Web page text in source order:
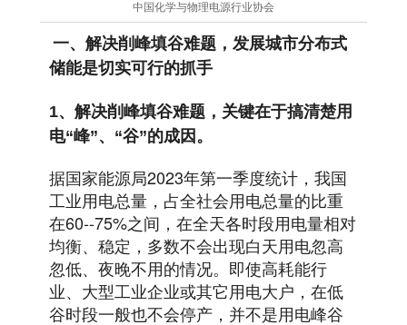
中国化学与物理电源行业协会
一、解决削峰填谷难题，发展城市分布式
储能是切实可行的抓手
1、解决削峰填谷难题，关键在于搞清楚用
电“峰”、“谷”的成因。
据国家能源局2023年第一季度统计，我国
工业用电总量，占全社会用电总量的比重
在60--75%之间，在全天各时段用电量相对
均衡、稳定，多数不会出现白天用电忽高
忽低、夜晚不用的情况。即使高耗能行
业、大型工业企业或其它用电大户，在低
谷时段一般也不会停产，并不是用电峰谷